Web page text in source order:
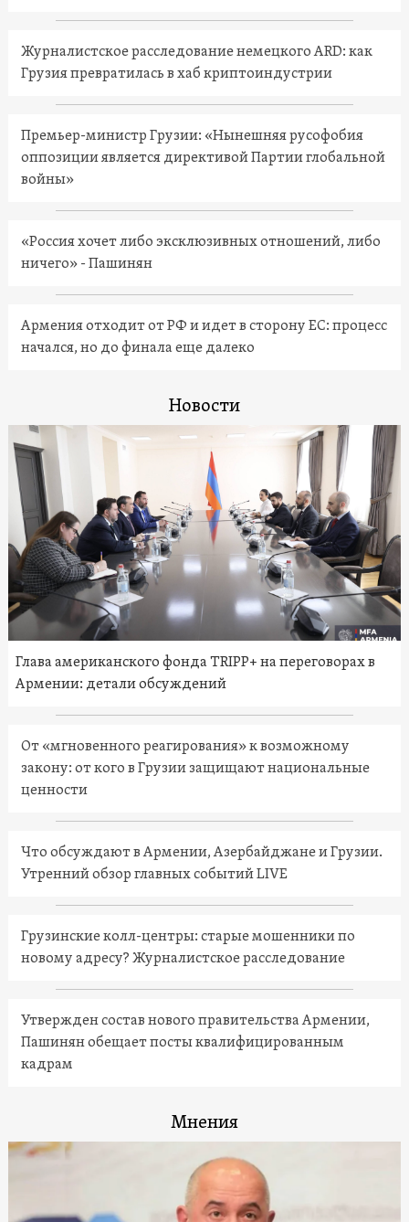
Журналистское расследование немецкого ARD: как
Грузия превратилась в хаб криптоиндустрии
Премьер-министр Грузии: «Нынешняя русофобия
оппозиции является директивой Партии глобальной
войны»
«Россия хочет либо эксклюзивных отношений, либо
ничего» - Пашинян
Армения отходит от РФ и идет в сторону ЕС: процесс
начался, но до финала еще далеко
Новости
Глава американского фонда TRIPP+ на переговорах в
Армении: детали обсуждений
От «мгновенного реагирования» к возможному
закону: от кого в Грузии защищают национальные
ценности
Что обсуждают в Армении, Азербайджане и Грузии.
Утренний обзор главных событий LIVE
Грузинские колл-центры: старые мошенники по
новому адресу? Журналистское расследование
Утвержден состав нового правительства Армении,
Пашинян обещает посты квалифицированным
кадрам
Мнения